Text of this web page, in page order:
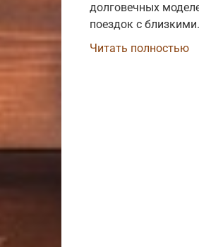
долговечных
поездок с близкими.
Читать полностью